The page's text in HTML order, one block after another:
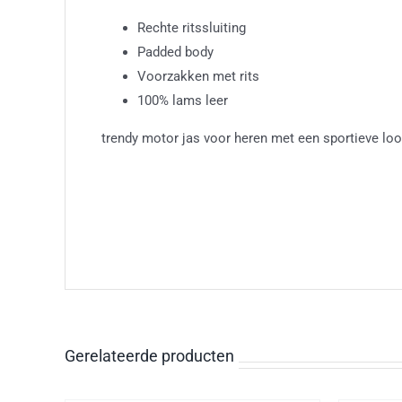
Rechte ritssluiting
Padded body
Voorzakken met rits
100% lams leer
trendy motor jas voor heren met een sportieve
Gerelateerde producten